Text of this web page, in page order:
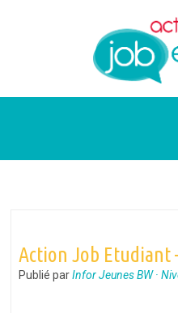
Action Job Etudiant
Publié par Infor Jeunes BW ·